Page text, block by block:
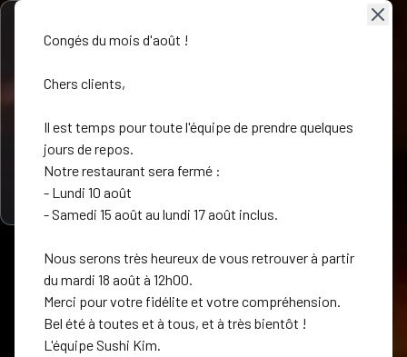
Open menu
Accueil
Avis
©2026
Mentions légales
| Site realisé par
WE
Congés du mois d'août !
Chers clients,
Il est temps pour toute l'équipe de prendre quelques
jours de repos.
Notre restaurant sera fermé :
- Lundi 10 août
- Samedi 15 août au lundi 17 août inclus.
Nous serons très heureux de vous retrouver à partir
du mardi 18 août à 12h00.
Merci pour votre fidélite et votre compréhension.
Bel été à toutes et à tous, et à très bientôt !
L'équipe Sushi Kim.
Ouvre à 12:00
Sushi Kim
Restaurant Japonais, Asiatique
94140Alfortville